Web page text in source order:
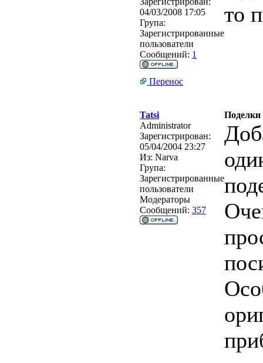
04/03/2008 17:05
Група:
Зарегистрированные
пользователи
Сообщений: 1
то
Перенос
Tatsi
Поделки
Administrator
Зарегистрирован:
05/04/2004 23:27
Из: Narva
Група:
Зарегистрированные
пользователи
Модераторы
Сообщений: 357